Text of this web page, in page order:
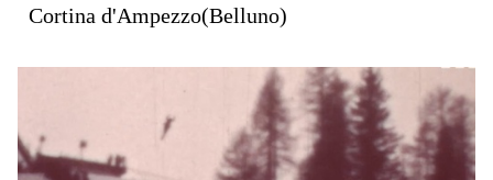
Cortina d'Ampezzo(Belluno)